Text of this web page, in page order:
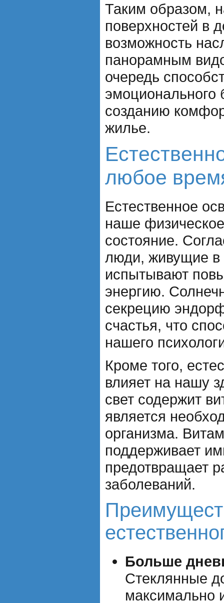
Таким образом,
поверхностей в
возможность
панорамным
очередь
эмоционального
созданию
жилье.
любое
Естественное
наше
состояние.
люди, живущие в
испытывают
энергию.
секрецию
счастья, что
нашего
Кроме того,
влияет на нашу
свет содержит
является
организма.
поддерживает
предотвращает
заболеваний.
Больше
Стеклянные
максимально